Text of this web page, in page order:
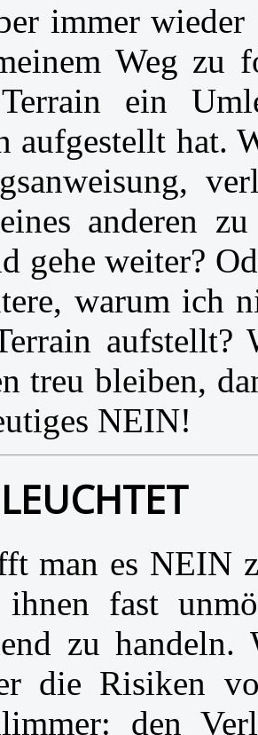
immer
Weg zu
ein
aufgestellt hat.
anderen
gehe weiter?
warum ich
treu bleiben,
NEIN!
man es NEIN
fast
zu
die Risiken
den